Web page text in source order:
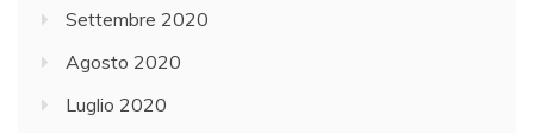
Settembre 2020
Agosto 2020
Luglio 2020